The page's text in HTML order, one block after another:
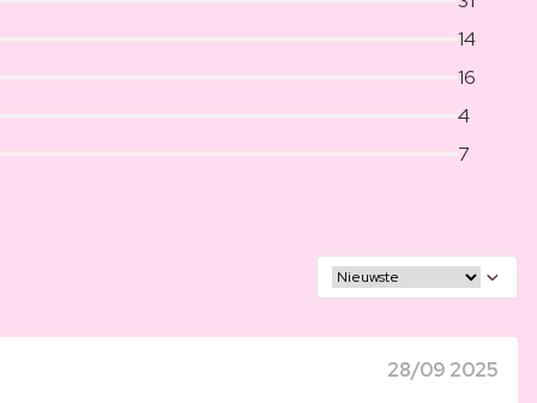
14
16
4
7
28/09 2025